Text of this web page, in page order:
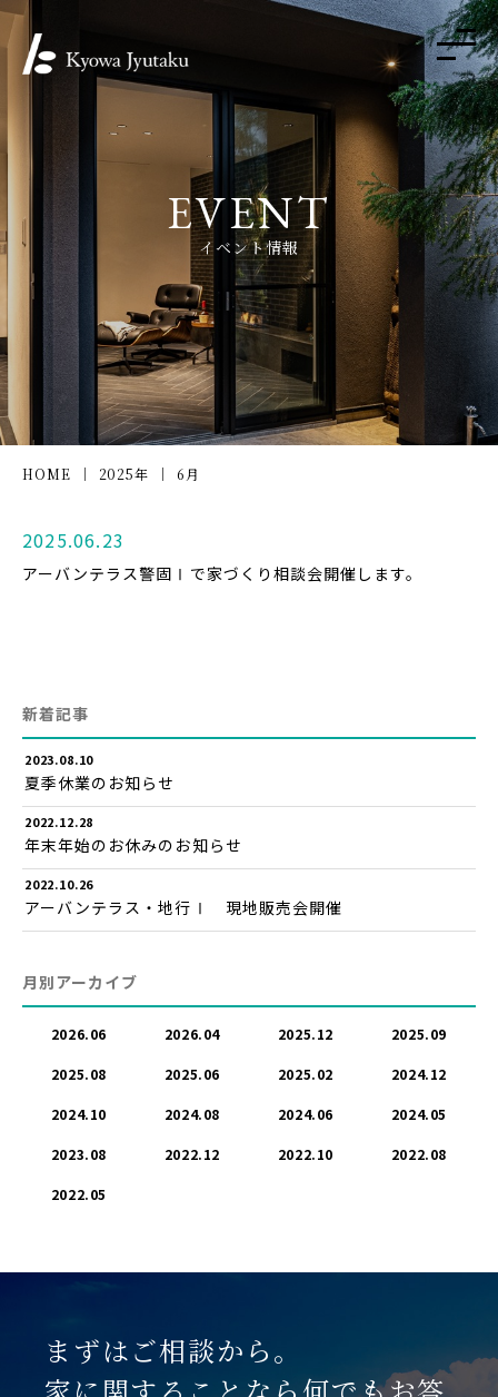
EVENT
イベント情報
HOME 2025年 6月
2025.06.23
アーバンテラス警固Ⅰで家づくり相談会開催します。
新着記事
2023.08.10
夏季休業のお知らせ
2022.12.28
年末年始のお休みのお知らせ
2022.10.26
アーバンテラス・地行Ⅰ 現地販売会開催
月別アーカイブ
2026.06 2026.04 2025.12 2025.09
2025.08 2025.06 2025.02 2024.12
2024.10 2024.08 2024.06 2024.05
2023.08 2022.12 2022.10 2022.08
2022.05
まずはご相談から。